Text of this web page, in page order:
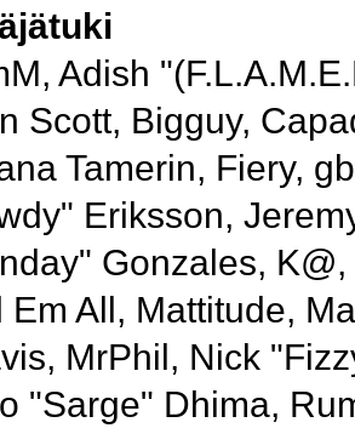
Adish
Scott, Bigguy,
Tamerin, Fiery,
Eriksson,
Gonzales,
Em All, Mattitude,
MrPhil, Nick
"Sarge" Dhima,